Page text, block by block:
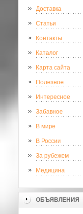
Доставка
Статьи
Контакты
Каталог
Карта сайта
Полезное
Интересное
Забавное
В мире
В России
За рубежем
Медицина
ОБЪЯВЛЕНИЯ